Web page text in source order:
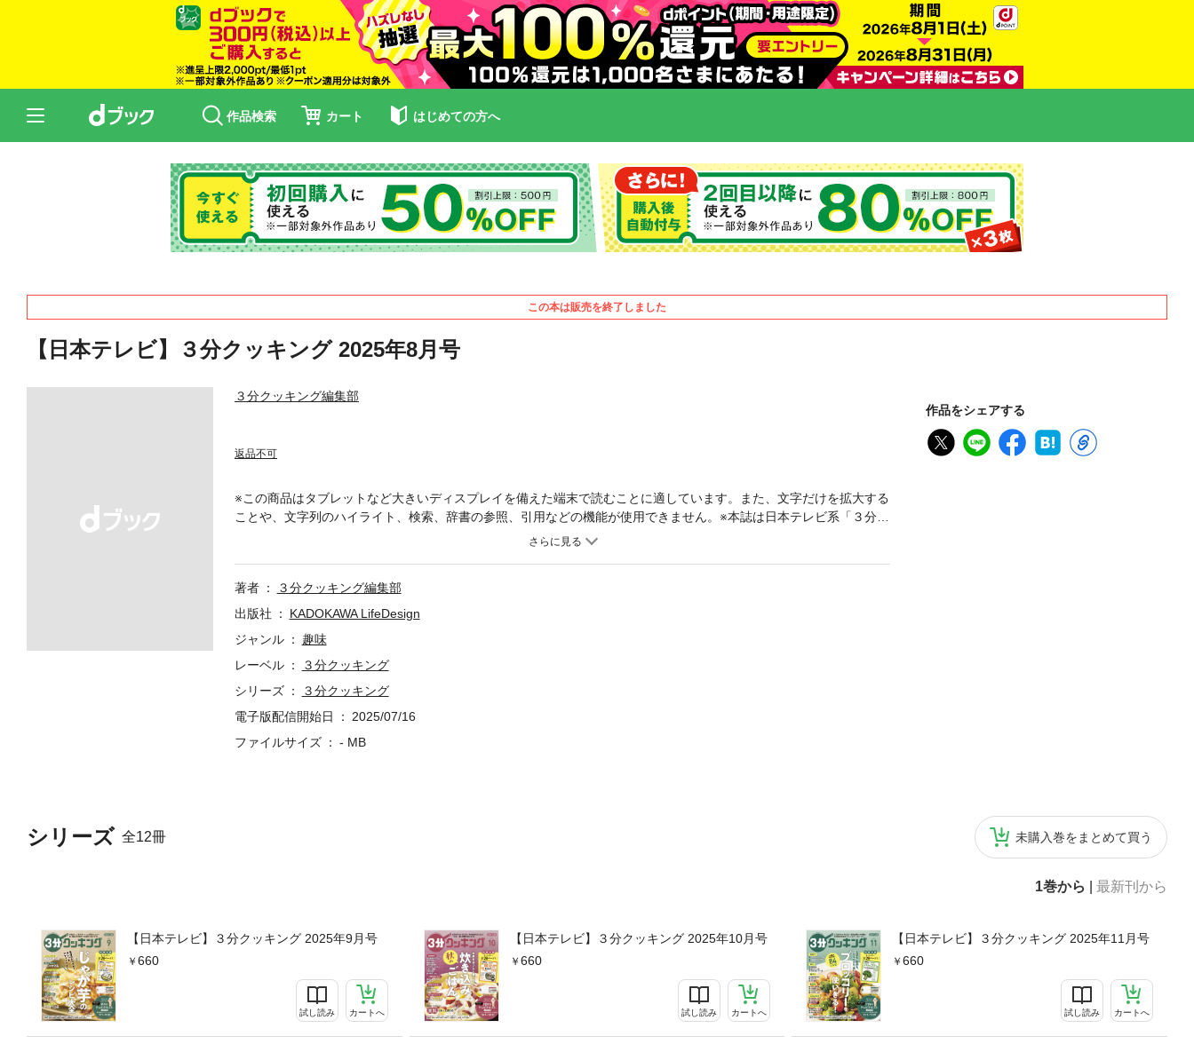
作品検索 カート はじめての方へ
この本は販売を終了しました
【日本テレビ】３分クッキング 2025年8月号
３分クッキング編集部
返品不可
作品をシェアする
シリーズ 全12冊 未購入巻をまとめて買う
1巻から 最新刊から
【日本テレビ】３分クッキング 2025年9月号
660
試し読み カートへ
【日本テレビ】３分クッキング 2025年10月号
660
試し読み カートへ
【日本テレビ】３分クッキング 2025年11月号
660
試し読み カートへ
※この商品はタブレットなど大きいディスプレイを備えた端末で読むことに適しています。また、文字だけを拡大する
ことや、文字列のハイライト、検索、辞書の参照、引用などの機能が使用できません。※本誌は日本テレビ系「３分ク
ッキング」に基づいた内容を掲載しています。※【CBCテレビ版】３分クッキングとは一部内容が異なります。※下記
送(RNC)/日本海テレビ(NKT)/四国放送(JRT)/高知放送(RKC)/南海放送(RNB)/福岡放送(FBS)/長崎国際テレビ(NIB)/山形
放送(YBC)/山口放送(KRY)/鹿児島読売テレビ(KYT)/福井放送(FBC)※放送内容が一部変更となる場合があります。※定
徹底特集号。巻頭企画「夏野菜の絶品おかず」では、きゅうり、なす、トマト、ピーマン、ゴーヤ、ズッキーニ、さ
やいんげんが登場。野菜たっぷりのおかずを7種の野菜別でご紹介します。きゅうりの春巻き、ゴーヤの肉詰めなど多
彩なレシピをお届け。大ボリュームの別冊付録は、こちらも野菜別で「夏の副菜」を88品掲載。好評連載「飛田和緒
お肉代わりに」です。※番組テキストでは、放送レシピの大事なポイントをしっかり解説。放送レシピに合わせた3品
献立も、テキスト独自企画としてご紹介しています。
著者
３分クッキング編集部
出版社
KADOKAWA LifeDesign
ジャンル
趣味
レーベル
３分クッキング
シリーズ
３分クッキング
電子版配信開始日
2025/07/16
ファイルサイズ
- MB